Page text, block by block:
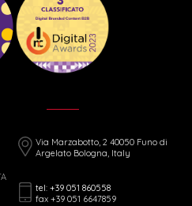
Via Marzabotto, 2 40050 Funo di
Argelato Bologna, Italy
tel: +39 051 860558
fax +39 051 6647859